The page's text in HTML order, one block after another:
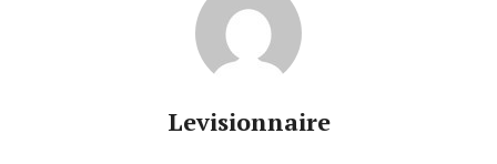
Levisionnaire